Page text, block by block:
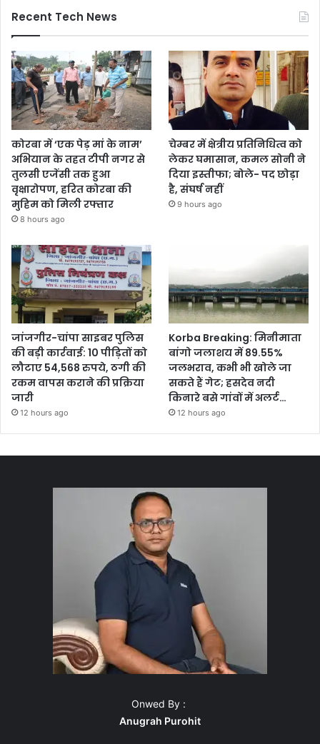
Recent Tech News
कोरबा में ‘एक पेड़ मां के नाम’
अभियान के तहत टीपी नगर से
तुलसी एजेंसी तक हुआ
वृक्षारोपण, हरित कोरबा की
मुहिम को मिली रफ्तार
8 hours ago
चेम्बर में क्षेत्रीय प्रतिनिधित्व को
लेकर घमासान, कमल सोनी ने
दिया इस्तीफा; बोले- पद छोड़ा
है, संघर्ष नहीं
9 hours ago
जांजगीर-चांपा साइबर पुलिस
की बड़ी कार्रवाई: 10 पीड़ितों को
लौटाए 54,568 रुपये, ठगी की
रकम वापस कराने की प्रक्रिया
जारी
12 hours ago
Korba Breaking: मिनीमाता
बांगो जलाशय में 89.55%
जलभराव, कभी भी खोले जा
सकते हैं गेट; हसदेव नदी
किनारे बसे गांवों में अलर्ट…
12 hours ago
Onwed By :
Anugrah Purohit